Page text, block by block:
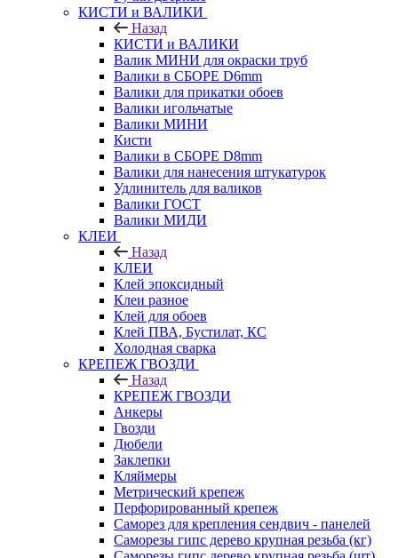
КИСТИ и ВАЛИКИ
Назад
КИСТИ и ВАЛИКИ
Валик МИНИ для окраски труб
Валики в СБОРЕ D6mm
Валики для прикатки обоев
Валики игольчатые
Валики МИНИ
Кисти
Валики в СБОРЕ D8mm
Валики для нанесения штукатурок
Удлинитель для валиков
Валики ГОСТ
Валики МИДИ
КЛЕИ
Назад
КЛЕИ
Клей эпоксидный
Клеи разное
Клей для обоев
Клей ПВА, Бустилат, КС
Холодная сварка
КРЕПЕЖ ГВОЗДИ
Назад
КРЕПЕЖ ГВОЗДИ
Анкеры
Гвозди
Дюбели
Заклепки
Кляймеры
Метрический крепеж
Перфорированный крепеж
Саморез для крепления сендвич - панелей
Саморезы гипс дерево крупная резьба (кг)